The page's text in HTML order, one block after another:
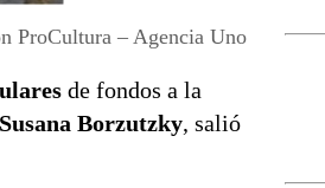
ProCultura – Agencia Uno
de fondos a la
Susana Borzutzky, salió